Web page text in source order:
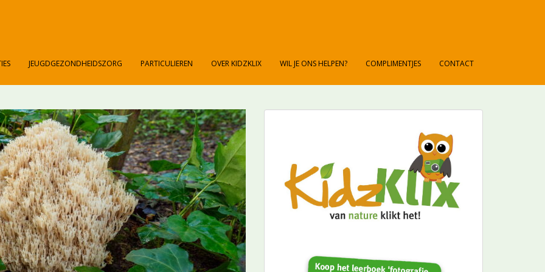
JEUGDGEZONDHEIDSZORG PARTICULIEREN OVER KIDZKLIX WIL JE ONS HELPEN? COMPLIMENTJES CONTACT